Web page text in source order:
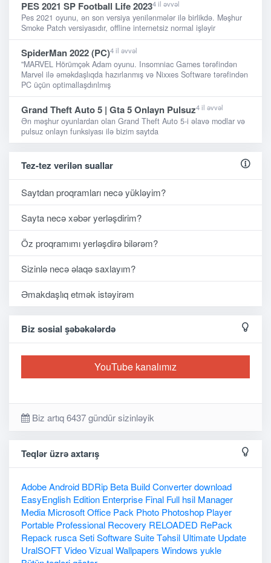
PES 2021 SP Football Life 20234 il əvvəl
Pes 2021 oyunu, ən son versiya yenilənmələr ilə birlikdə. Məşhur
Smoke Patch versiyasıdır, offline internetsiz normal işləyir
SpiderMan 2022 (PC)4 il əvvəl
"MARVEL Hörümçək Adam oyunu. Insomniac Games tərəfindən
Marvel ilə əməkdaşlıqda hazırlanmış və Nixxes Software tərəfindən
PC üçün optimallaşdırılmış
Grand Theft Auto 5 | Gta 5 Onlayn Pulsuz4 il əvvəl
Ən məşhur oyunlardan olan Grand Theft Auto 5-i əlavə modlar və
pulsuz onlayn funksiyası ilə bizim saytda
Tez-tez verilən suallar
Saytdan proqramları necə yükləyim?
Sayta necə xəbər yerləşdirim?
Öz proqramımı yerləşdirə bilərəm?
Sizinlə necə əlaqə saxlayım?
Əmakdaşlıq etmək istəyirəm
Biz sosial şəbəkələrdə
YouTube kanalımız
Biz artıq 6437 gündür sizinləyik
Teqlər üzrə axtarış
AdobeAndroid BDRip Beta BuildConverterdownload
EasyEnglish Edition Enterprise Final Full hsil Manager
Media MicrosoftOffice Pack Photo Photoshop Player
Portable Professional Recovery RELOADED RePack
Repack ruscaSetiSoftwareSuiteTəhsil Ultimate Update
UralSOFTVideoVizualWallpapers Windows yukle